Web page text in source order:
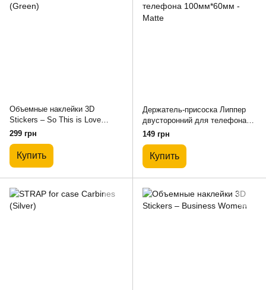
Объемные наклейки 3D
Stickers – So This is Love
(Green)
299 грн
Купить
Держатель-присоска Липпер
двусторонний для телефона
100мм*60мм - Matte
149 грн
Купить